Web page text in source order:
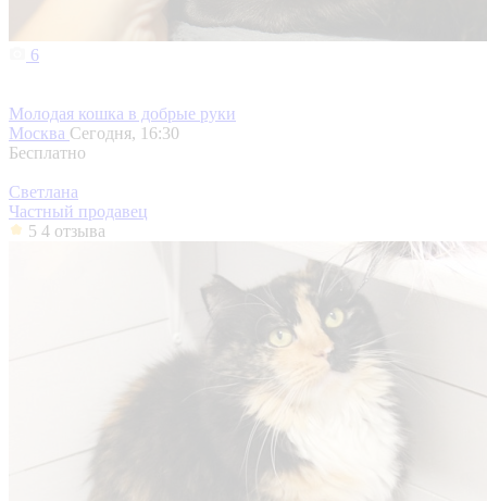
6
Молодая кошка в добрые руки
Москва Сегодня, 16:30
Бесплатно
Светлана
Частный продавец
5 4 отзыва